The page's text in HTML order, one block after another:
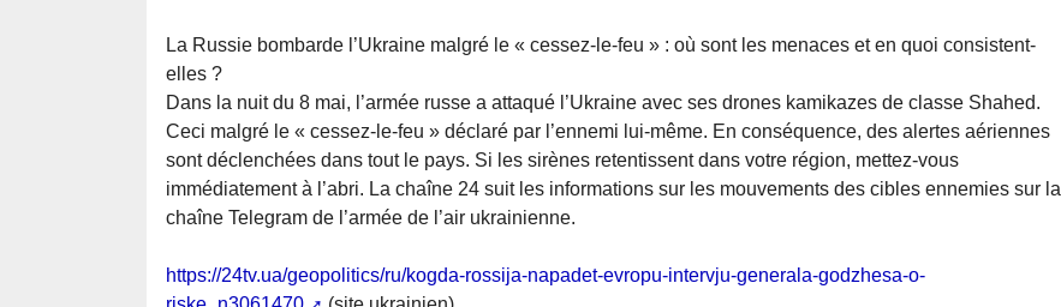
La Russie bombarde l’Ukraine malgré le « cessez-le-feu » : où sont les menaces et en quoi consistent-
elles ?
Dans la nuit du 8 mai, l’armée russe a attaqué l’Ukraine avec ses drones kamikazes de classe Shahed.
Ceci malgré le « cessez-le-feu » déclaré par l’ennemi lui-même. En conséquence, des alertes aériennes
sont déclenchées dans tout le pays. Si les sirènes retentissent dans votre région, mettez-vous
immédiatement à l’abri. La chaîne 24 suit les informations sur les mouvements des cibles ennemies sur la
chaîne Telegram de l’armée de l’air ukrainienne.
https://24tv.ua/geopolitics/ru/kogda-rossija-napadet-evropu-intervju-generala-godzhesa-o-